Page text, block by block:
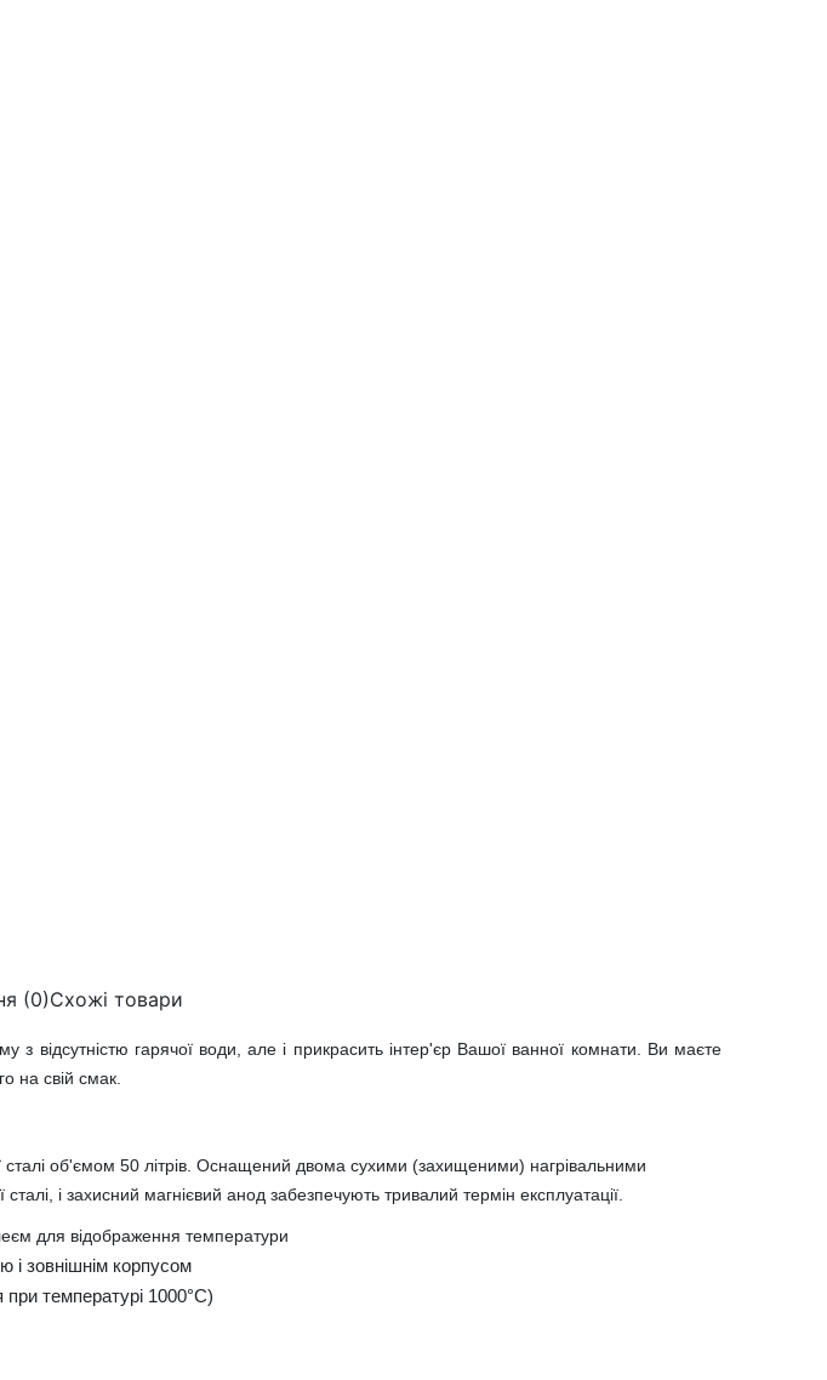
(0)Схожі товари
відсутністю гарячої води, але і прикрасить інтер'єр Вашої ванної комнати. Ви маєте
на свій смак.
об'ємом 50 літрів. Оснащений двома сухими (захищеними) нагрівальними
і захисний магнієвий анод забезпечують тривалий термін експлуатації.
для відображення температури
і зовнішнім корпусом
температурі 1000°C)